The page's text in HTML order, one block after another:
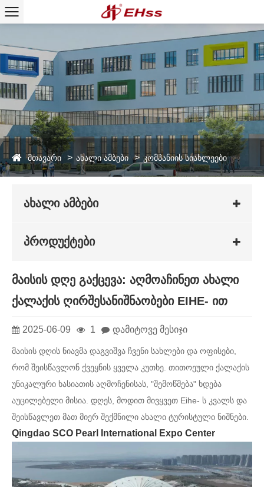
მთავარი ახალი ამბები კომპანიის სიახლეები
ახალი ამბები
პროდუქტები
მაისის დღე გაქცევა: აღმოაჩინეთ ახალი
ქალაქის ღირშესანიშნაობები EIHE- ით
2025-06-09 1 დამიტოვე მესიჯი
მაისის დღის ნიავმა დაგვიშვა ჩვენი სახლები და ოფისები,
რომ შეისწავლონ ქვეყნის ყველა კუთხე. თითოეული ქალაქის
უნიკალური ხასიათის აღმოჩენისას, "შემოწმება" ხდება
აუცილებელი მისია. დღეს, მოდით მივყვეთ Eihe- ს კვალს და
შეისწავლეთ მათ მიერ შექმნილი ახალი ტურისტული ნიშნები.
Qingdao SCO Pearl International Expo Center